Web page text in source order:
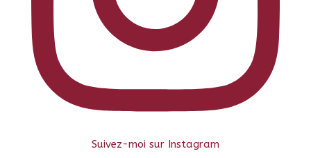
Suivez-moi sur Instagram